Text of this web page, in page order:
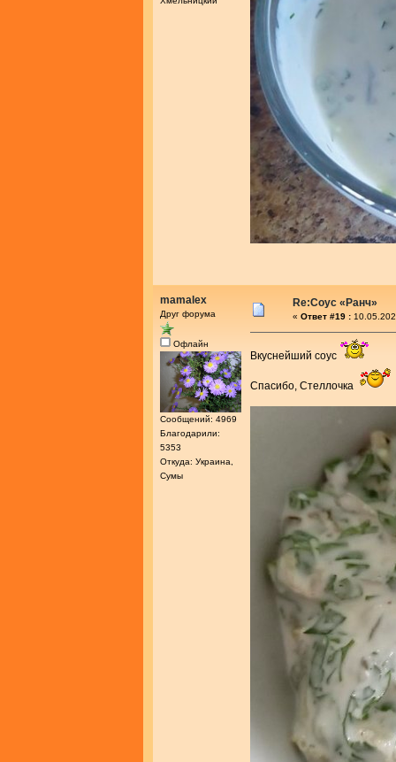
mamalex
Друг форума
Офлайн
Сообщений: 4969
Благодарили:
5353
Откуда: Украина,
Сумы
Re:Соус «Ранч»
« Ответ #19 :
Вкуснейший соус
Спасибо, Стеллочка